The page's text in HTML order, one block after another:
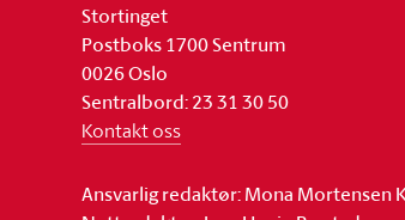
Stortinget
Postboks 1700 Sentrum
0026 Oslo
Sentralbord: 23 31 30 50
Kontakt oss
Ansvarlig redaktør: Mona Mortensen